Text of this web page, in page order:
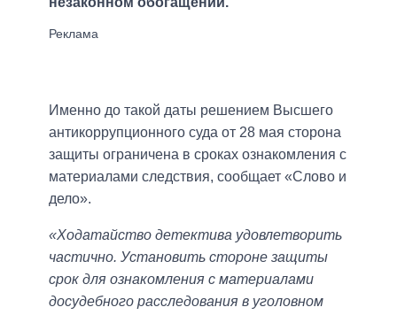
Именно до такой даты решением Высшего
антикоррупционного суда от 28 мая сторона
защиты ограничена в сроках ознакомления с
материалами следствия, сообщает «Слово и
дело».
«Ходатайство детектива удовлетворить
частично. Установить стороне защиты
срок для ознакомления с материалами
досудебного расследования в уголовном